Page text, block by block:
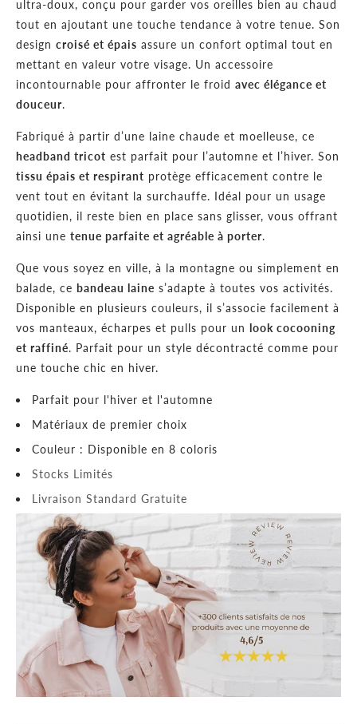
ultra-doux, conçu pour garder vos oreilles bien au chaud
tout en ajoutant une touche tendance à votre tenue. Son
design croisé et épais assure un confort optimal tout en
mettant en valeur votre visage. Un accessoire
incontournable pour affronter le froid avec élégance et
douceur.
Fabriqué à partir d’une laine chaude et moelleuse, ce
headband tricot est parfait pour l’automne et l’hiver. Son
tissu épais et respirant protège efficacement contre le
vent tout en évitant la surchauffe. Idéal pour un usage
quotidien, il reste bien en place sans glisser, vous offrant
ainsi une tenue parfaite et agréable à porter.
Que vous soyez en ville, à la montagne ou simplement en
balade, ce bandeau laine s’adapte à toutes vos activités.
Disponible en plusieurs couleurs, il s’associe facilement à
vos manteaux, écharpes et pulls pour un look cocooning
et raffiné. Parfait pour un style décontracté comme pour
une touche chic en hiver.
Parfait pour l'hiver et l'automne
Matériaux de premier choix
Couleur : Disponible en 8 coloris
Stocks Limités
Livraison Standard Gratuite